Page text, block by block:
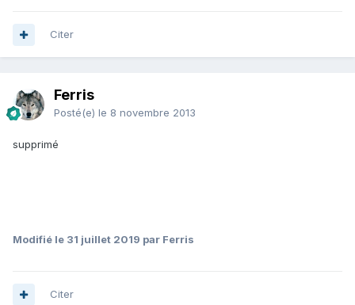
Citer
Ferris
Posté(e) le 8 novembre 2013
supprimé
Modifié le 31 juillet 2019 par Ferris
Citer